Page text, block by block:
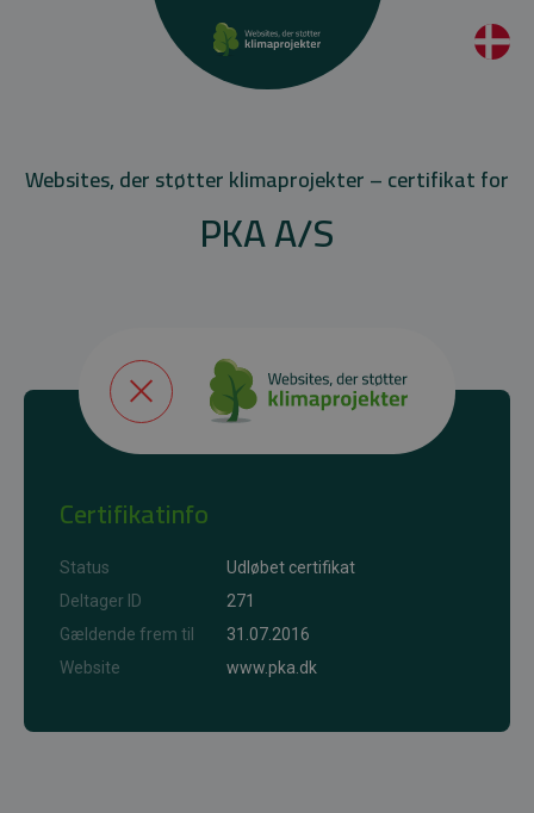
Websites, der støtter klimaprojekter – certifikat for
PKA A/S
Certifikatinfo
Status
Udløbet certifikat
Deltager ID
271
Gældende frem til
31.07.2016
Website
www.pka.dk